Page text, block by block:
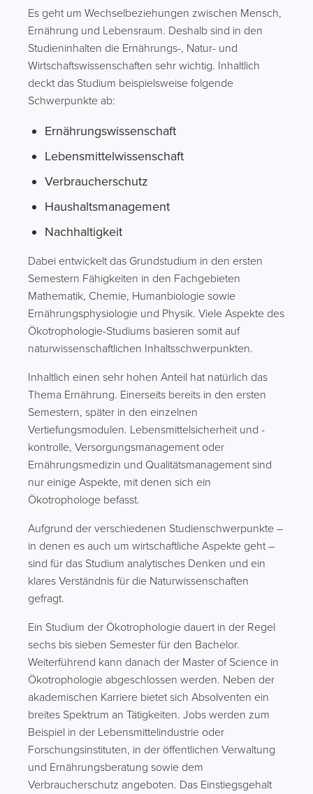
Es geht um Wechselbeziehungen zwischen Mensch,
Ernährung und Lebensraum. Deshalb sind in den
Studieninhalten die Ernährungs-, Natur- und
Wirtschaftswissenschaften sehr wichtig. Inhaltlich
deckt das Studium beispielsweise folgende
Schwerpunkte ab:
Ernährungswissenschaft
Lebensmittelwissenschaft
Verbraucherschutz
Haushaltsmanagement
Nachhaltigkeit
Dabei entwickelt das Grundstudium in den ersten
Semestern Fähigkeiten in den Fachgebieten
Mathematik, Chemie, Humanbiologie sowie
Ernährungsphysiologie und Physik. Viele Aspekte des
Ökotrophologie-Studiums basieren somit auf
naturwissenschaftlichen Inhaltsschwerpunkten.
Inhaltlich einen sehr hohen Anteil hat natürlich das
Thema Ernährung. Einerseits bereits in den ersten
Semestern, später in den einzelnen
Vertiefungsmodulen. Lebensmittelsicherheit und -
kontrolle, Versorgungsmanagement oder
Ernährungsmedizin und Qualitätsmanagement sind
nur einige Aspekte, mit denen sich ein
Ökotrophologe befasst.
Aufgrund der verschiedenen Studienschwerpunkte –
in denen es auch um wirtschaftliche Aspekte geht –
sind für das Studium analytisches Denken und ein
klares Verständnis für die Naturwissenschaften
gefragt.
Ein Studium der Ökotrophologie dauert in der Regel
sechs bis sieben Semester für den Bachelor.
Weiterführend kann danach der Master of Science in
Ökotrophologie abgeschlossen werden. Neben der
akademischen Karriere bietet sich Absolventen ein
breites Spektrum an Tätigkeiten. Jobs werden zum
Beispiel in der Lebensmittelindustrie oder
Forschungsinstituten, in der öffentlichen Verwaltung
und Ernährungsberatung sowie dem
Verbraucherschutz angeboten. Das Einstiegsgehalt